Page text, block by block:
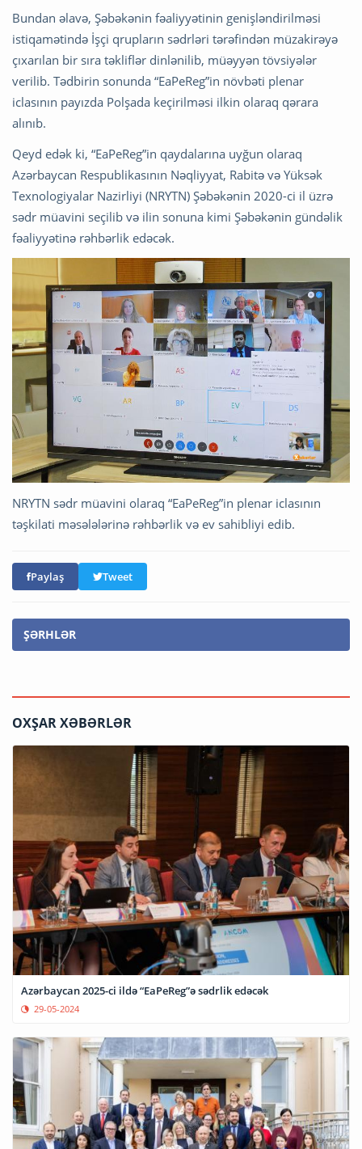
Bundan əlavə, Şəbəkənin fəaliyyətinin genişləndirilməsi
istiqamətində İşçi qrupların sədrləri tərəfindən müzakirəyə
çıxarılan bir sıra təkliflər dinlənilib, müəyyən tövsiyələr
verilib. Tədbirin sonunda “EaPeReg”in növbəti plenar
iclasının payızda Polşada keçirilməsi ilkin olaraq qərara
alınıb.
Qeyd edək ki, “EaPeReg”in qaydalarına uyğun olaraq
Azərbaycan Respublikasının Nəqliyyat, Rabitə və Yüksək
Texnologiyalar Nazirliyi (NRYTN) Şəbəkənin 2020-ci il üzrə
sədr müavini seçilib və ilin sonuna kimi Şəbəkənin gündəlik
fəaliyyətinə rəhbərlik edəcək.
NRYTN sədr müavini olaraq “EaPeReg”in plenar iclasının
təşkilati məsələlərinə rəhbərlik və ev sahibliyi edib.
Paylaş Tweet
ŞƏRHLƏR
OXŞAR XƏBƏRLƏR
Azərbaycan 2025-ci ildə “EaPeReg”ə sədrlik edəcək
29-05-2024